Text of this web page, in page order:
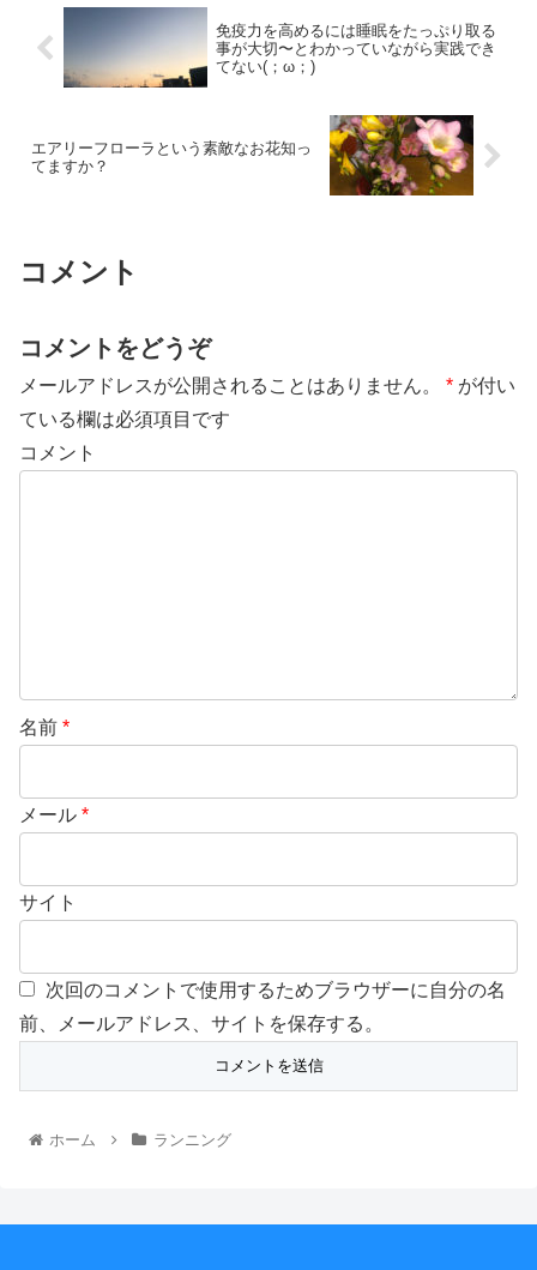
免疫力を高めるには睡眠をたっぷり取る
事が大切〜とわかっていながら実践でき
てない(；ω；)
エアリーフローラという素敵なお花知っ
てますか？
コメント
コメントをどうぞ
メールアドレスが公開されることはありません。 * が付い
ている欄は必須項目です
コメント
名前 *
メール *
サイト
次回のコメントで使用するためブラウザーに自分の名
前、メールアドレス、サイトを保存する。
ホーム ランニング